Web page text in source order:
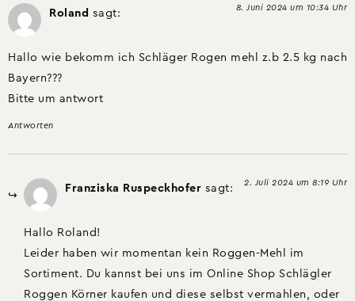
Roland sagt: 8. Juni 2024 um 10:34 Uhr
Hallo wie bekomm ich Schläger Rogen mehl z.b 2.5 kg nach
Bayern???
Bitte um antwort
Antworten
Franziska Ruspeckhofer sagt: 2. Juli 2024 um 8:19 Uhr
Hallo Roland!
Leider haben wir momentan kein Roggen-Mehl im
Sortiment. Du kannst bei uns im Online Shop Schlägler
Roggen Körner kaufen und diese selbst vermahlen, oder